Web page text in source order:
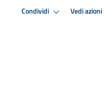
Condividi Vedi azioni